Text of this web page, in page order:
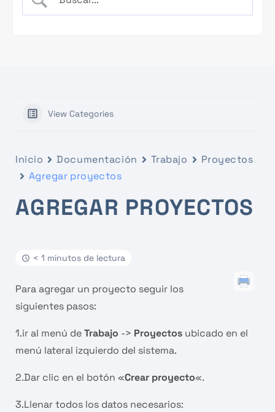
View Categories
Inicio Documentación Trabajo
Proyectos
Agregar proyectos
AGREGAR PROYECTOS
< 1 minutos de lectura
Para agregar un proyecto seguir los
siguientes pasos:
1.ir al menú deTrabajo -> Proyectos ubicado en el
menú lateral izquierdo del sistema.
2.Dar clic en el botón «Crear proyecto«.
3.Llenar todos los datos necesarios: